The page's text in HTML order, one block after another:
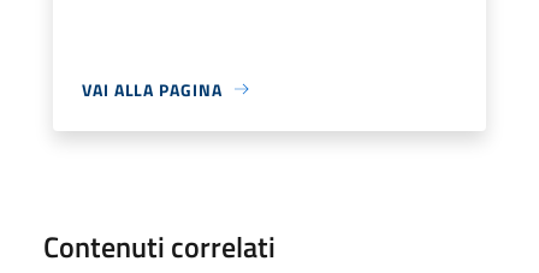
VAI ALLA PAGINA
Contenuti correlati